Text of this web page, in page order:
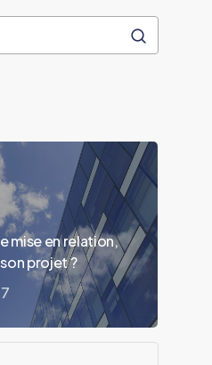
mise en relation,
projet ?